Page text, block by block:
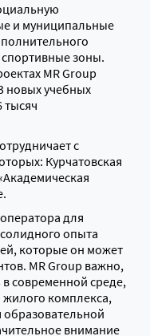
и муниципальные
зоны.
MR Group
новых учебных
тысяч
с
Курчатовская
для
опыта
которые он может
MR Group важно,
современной среде,
жилого комплекса,
внимание